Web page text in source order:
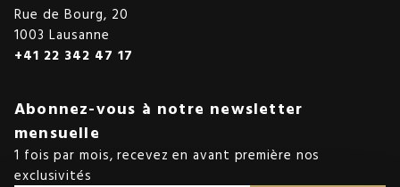
Rue de Bourg, 20
1003 Lausanne
+41 22 342 47 17
Abonnez-vous à notre newsletter
mensuelle
1 fois par mois, recevez en avant première nos
exclusivités